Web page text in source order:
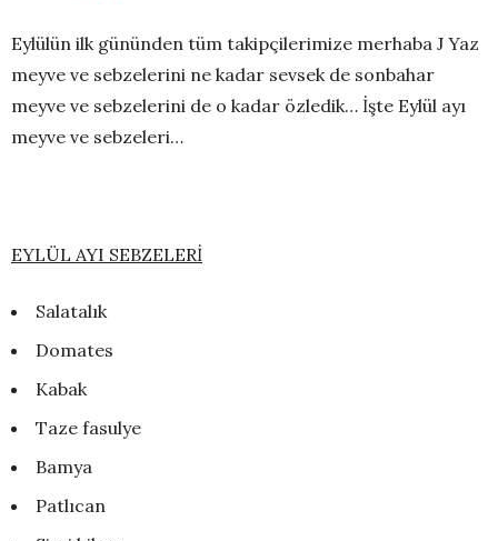
Eylülün ilk gününden tüm takipçilerimize merhaba J Yaz
meyve ve sebzelerini ne kadar sevsek de sonbahar
meyve ve sebzelerini de o kadar özledik… İşte Eylül ayı
meyve ve sebzeleri…
EYLÜL AYI SEBZELERİ
Salatalık
Domates
Kabak
Taze fasulye
Bamya
Patlıcan